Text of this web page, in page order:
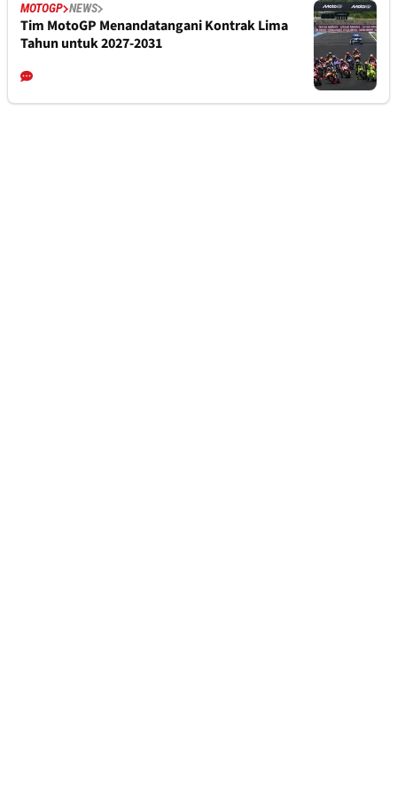
MOTOGP NEWS
Tim MotoGP Menandatangani Kontrak Lima
Tahun untuk 2027-2031